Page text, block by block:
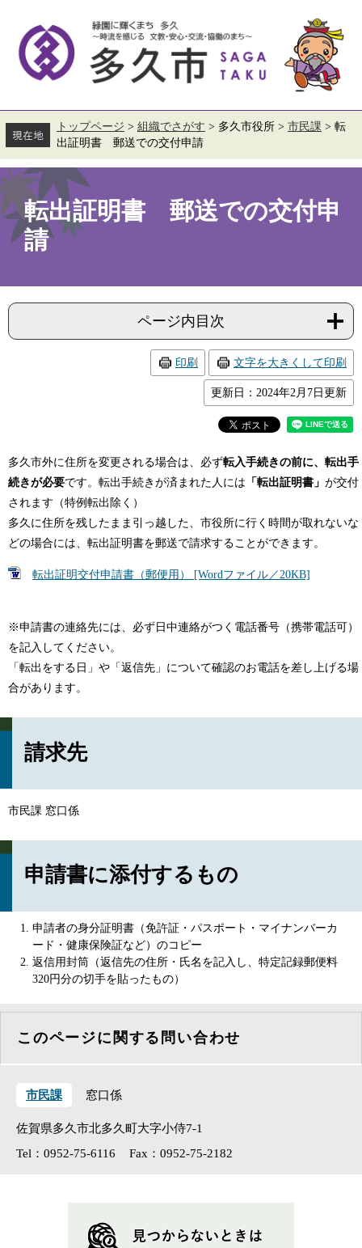
す。
し
て
へ
トップページ > 組織でさがす > 多久市役所 > 市民課 > 転
出証明書 郵送での交付申請
本
文
転出証明書 郵送での交付申
請
ページ内目次
印刷 文字を大きくして印刷
更新日：2024年2月7日更新
多久市外に住所を変更される場合は、必ず転入手続きの前に、転出手
続きが必要です。転出手続きが済まれた人には 「転出証明書」 が交付
されます（特例転出除く）
多久に住所を残したまま引っ越した、市役所に行く時間が取れないな
どの場合には、転出証明書を郵送で請求することができます。
転出証明交付申請書（郵便用） [Wordファイル／20KB]
※申請書の連絡先には、必ず日中連絡がつく電話番号（携帯電話可）
を記入してください。
「転出をする日」や「返信先」について確認のお電話を差し上げる場
合があります。
請求先
市民課 窓口係
申請書に添付するもの
申請者の身分証明書（免許証・パスポート・マイナンバーカ
ード・健康保険証など）のコピー
返信用封筒（返信先の住所・氏名を記入し、特定記録郵便料
320円分の切手を貼ったもの）
このページに関する問い合わせ
市民課 窓口係
佐賀県多久市北多久町大字小侍7-1
Tel：0952-75-6116
Fax：0952-75-2182